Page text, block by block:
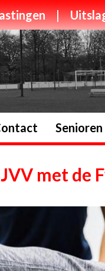
|
Senioren
met de